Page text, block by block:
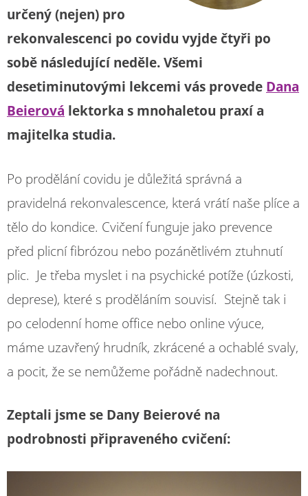
určený (nejen) pro
rekonvalescenci po covidu vyjde čtyři po
sobě následující neděle. Všemi
desetiminutovými lekcemi vás provede Dana
Beierová lektorka s mnohaletou praxí a
majitelka studia.
Po prodělání covidu je důležitá správná a
pravidelná rekonvalescence, která vrátí naše plíce a
tělo do kondice. Cvičení funguje jako prevence
před plicní fibrózou nebo pozánětlivém ztuhnutí
plic. Je třeba myslet i na psychické potíže (úzkosti,
deprese), které s proděláním souvisí. Stejně tak i
po celodenní home office nebo online výuce,
máme uzavřený hrudník, zkrácené a ochablé svaly,
a pocit, že se nemůžeme pořádně nadechnout.
Zeptali jsme se Dany Beierové na
podrobnosti připraveného cvičení: